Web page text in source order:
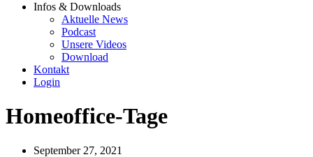
Infos & Downloads
Aktuelle News
Podcast
Unsere Videos
Download
Kontakt
Login
Homeoffice-Tage
September 27, 2021